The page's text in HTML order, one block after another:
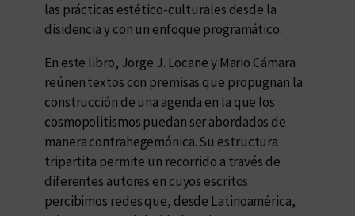
las prácticas estético-culturales desde la
disidencia y con un enfoque programático.
En este libro, Jorge J. Locane y Mario Cámara
reúnen textos con premisas que propugnan la
construcción de una agenda en la que los
cosmopolitismos puedan ser abordados de
manera contrahegemónica. Su estructura
tripartita permite un recorrido a través de
diferentes autores en cuyos escritos
percibimos redes que, desde Latinoamérica,